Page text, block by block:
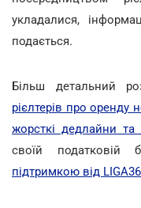
укладалися,
подається.
Більш детальний
рієлтерів про оренду
жорсткі дедлайни
своїй податковій
підтримкою від